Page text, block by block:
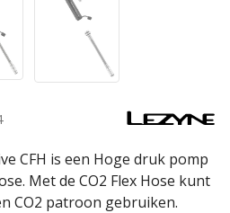
CFH is een Hoge druk pomp
Met de CO2 Flex Hose kunt
CO2 patroon gebruiken.